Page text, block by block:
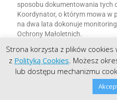
sposobu dokumentowania tych
Koordynator, o którym mowa w
na dwa lata dokonuje
Ochrony Małoletnich.
Standardów Ochrony
naruszenia zasad i procedur
dokumencie, zwłaszcza pod
aktualnych potrzeb oraz
Strona korzysta z plików cookies
z Polityką Cookies . Możesz
lub dostępu mechanizmu